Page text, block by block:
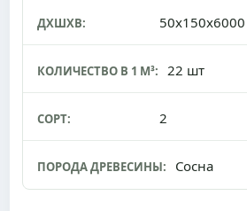
ДXШXВ:
КОЛИЧЕСТВО В 1 М³: 22 шт
СОРТ: 2
ПОРОДА ДРЕВЕСИНЫ: Сосна